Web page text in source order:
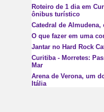
Roteiro de 1 dia em
ônibus turístico
Catedral de Almudena,
O que fazer em uma
Jantar no Hard Rock
Curitiba - Morretes:
Mar
Arena de Verona, um
Itália